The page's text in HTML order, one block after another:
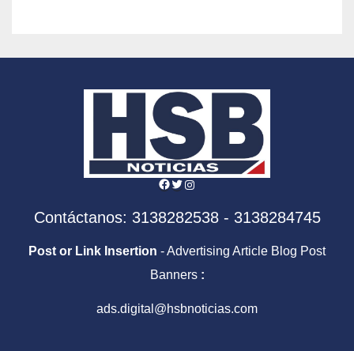
Facebook
Twitter
Instagram
Contáctanos: 3138282538 - 3138284745
Post or Link Insertion - Advertising Article Blog Post
Banners :
ads.digital@hsbnoticias.com